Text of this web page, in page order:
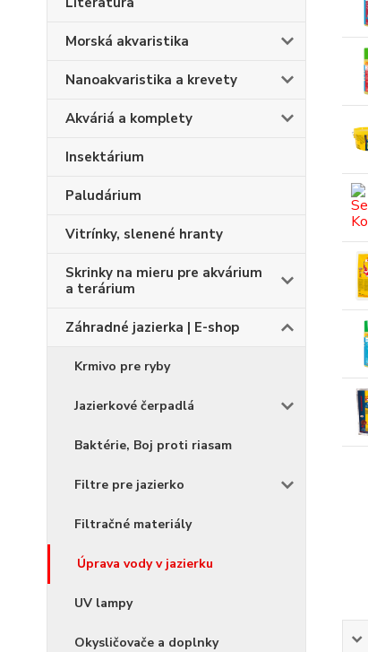
Morská akvaristika
Nanoakvaristika a krevety
Akváriá a komplety
Insektárium
Paludárium
Vitrínky, slenené hranty
Skrinky na mieru pre akvárium
a terárium
Záhradné jazierka | E-shop
Krmivo pre ryby
Jazierkové čerpadlá
Baktérie, Boj proti riasam
Filtre pre jazierko
Filtračné materiály
Úprava vody v jazierku
UV lampy
Okysličovače a doplnky